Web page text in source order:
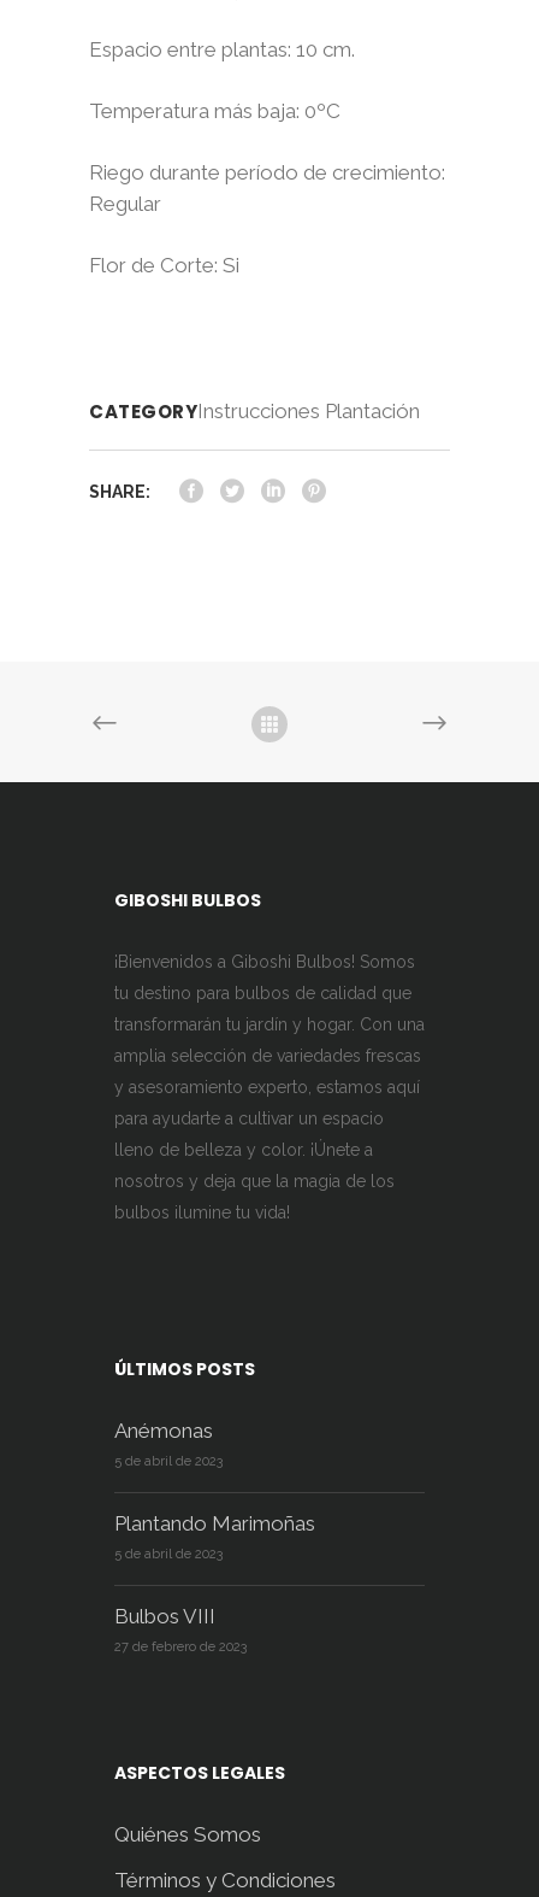
Espacio entre plantas: 10 cm.
Temperatura más baja: 0ºC
Riego durante período de crecimiento:
Regular
Flor de Corte: Si
CATEGORYInstrucciones Plantación
SHARE:
GIBOSHI BULBOS
¡Bienvenidos a Giboshi Bulbos! Somos
tu destino para bulbos de calidad que
transformarán tu jardín y hogar. Con una
amplia selección de variedades frescas
y asesoramiento experto, estamos aquí
para ayudarte a cultivar un espacio
lleno de belleza y color. ¡Únete a
nosotros y deja que la magia de los
bulbos ilumine tu vida!
ÚLTIMOS POSTS
Anémonas
5 de abril de 2023
Plantando Marimoñas
5 de abril de 2023
Bulbos VIII
27 de febrero de 2023
ASPECTOS LEGALES
Quiénes Somos
Términos y Condiciones